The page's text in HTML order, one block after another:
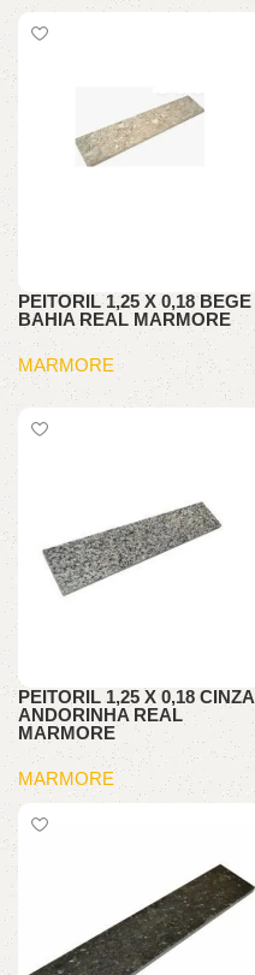
PEITORIL 1,25 X 0,18 BEGE
BAHIA REAL MARMORE
MARMORE
PEITORIL 1,25 X 0,18 CINZA
ANDORINHA REAL
MARMORE
MARMORE